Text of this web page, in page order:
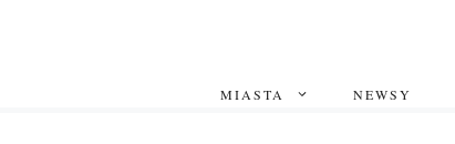
MIASTA NEWSY